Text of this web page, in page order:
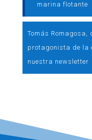
marina flotante
Tomás Romagosa,
protagonista de la
nuestra newsletter